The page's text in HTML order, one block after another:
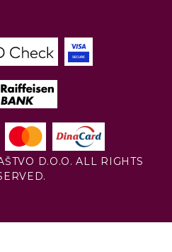
D.O.O. ALL RIGHTS